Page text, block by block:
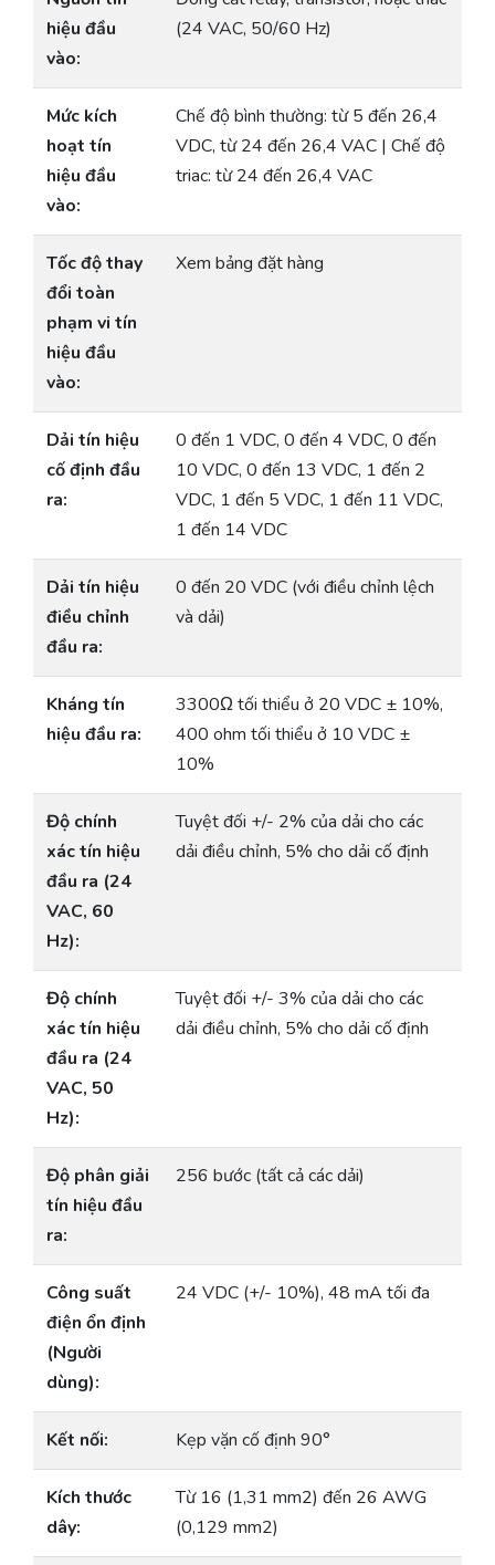
hiệu đầu
vào:
(24 VAC, 50/60 Hz)
Mức kích
hoạt tín
hiệu đầu
vào:
Chế độ bình thường: từ 5 đến 26,4
VDC, từ 24 đến 26,4 VAC | Chế độ
triac: từ 24 đến 26,4 VAC
Tốc độ thay
đổi toàn
phạm vi tín
hiệu đầu
vào:
Xem bảng đặt hàng
Dải tín hiệu
cố định đầu
ra:
0 đến 1 VDC, 0 đến 4 VDC, 0 đến
10 VDC, 0 đến 13 VDC, 1 đến 2
VDC, 1 đến 5 VDC, 1 đến 11 VDC,
1 đến 14 VDC
Dải tín hiệu
điều chỉnh
đầu ra:
0 đến 20 VDC (với điều chỉnh lệch
và dải)
Kháng tín
hiệu đầu ra:
3300Ω tối thiểu ở 20 VDC ± 10%,
400 ohm tối thiểu ở 10 VDC ±
10%
Độ chính
xác tín hiệu
đầu ra (24
VAC, 60
Hz):
Tuyệt đối +/- 2% của dải cho các
dải điều chỉnh, 5% cho dải cố định
Độ chính
xác tín hiệu
đầu ra (24
VAC, 50
Hz):
Tuyệt đối +/- 3% của dải cho các
dải điều chỉnh, 5% cho dải cố định
Độ phân giải
tín hiệu đầu
ra:
256 bước (tất cả các dải)
Công suất
điện ổn định
(Người
dùng):
24 VDC (+/- 10%), 48 mA tối đa
Kết nối: Kẹp vặn cố định 90°
Kích thước
dây:
Từ 16 (1,31 mm2) đến 26 AWG
(0,129 mm2)